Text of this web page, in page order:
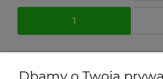
1
W naszym asortymencie znajdziecie